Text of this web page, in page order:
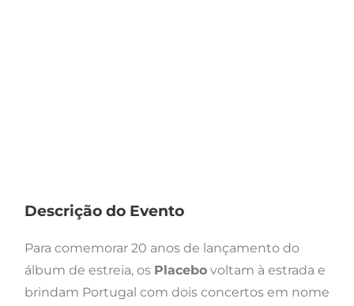
Descrição do Evento
Para comemorar 20 anos de lançamento do
álbum de estreia, os Placebo voltam à estrada e
brindam Portugal com dois concertos em nome